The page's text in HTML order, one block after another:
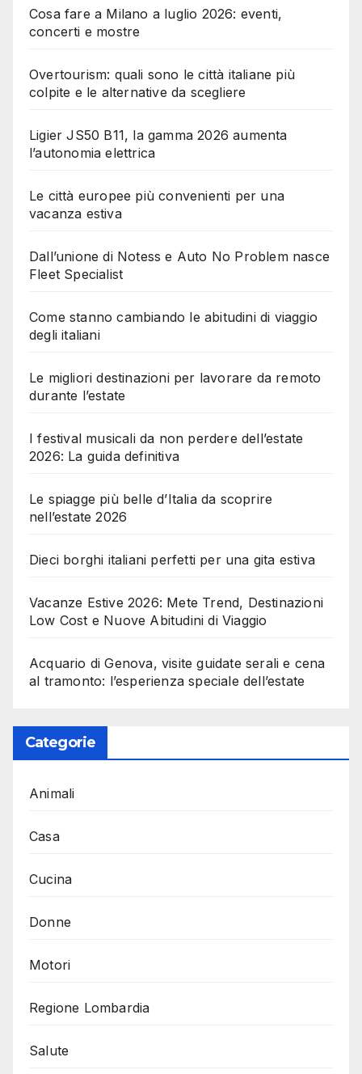
Cosa fare a Milano a luglio 2026: eventi,
concerti e mostre
Overtourism: quali sono le città italiane più
colpite e le alternative da scegliere
Ligier JS50 B11, la gamma 2026 aumenta
l’autonomia elettrica
Le città europee più convenienti per una
vacanza estiva
Dall’unione di Notess e Auto No Problem nasce
Fleet Specialist
Come stanno cambiando le abitudini di viaggio
degli italiani
Le migliori destinazioni per lavorare da remoto
durante l’estate
I festival musicali da non perdere dell’estate
2026: La guida definitiva
Le spiagge più belle d’Italia da scoprire
nell’estate 2026
Dieci borghi italiani perfetti per una gita estiva
Vacanze Estive 2026: Mete Trend, Destinazioni
Low Cost e Nuove Abitudini di Viaggio
Acquario di Genova, visite guidate serali e cena
al tramonto: l’esperienza speciale dell’estate
Categorie
Animali
Casa
Cucina
Donne
Motori
Regione Lombardia
Salute